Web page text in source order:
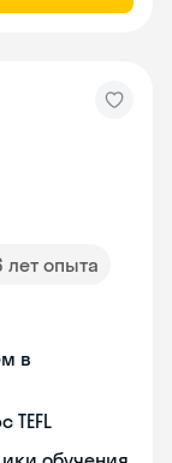
лет опыта
в
TEFL